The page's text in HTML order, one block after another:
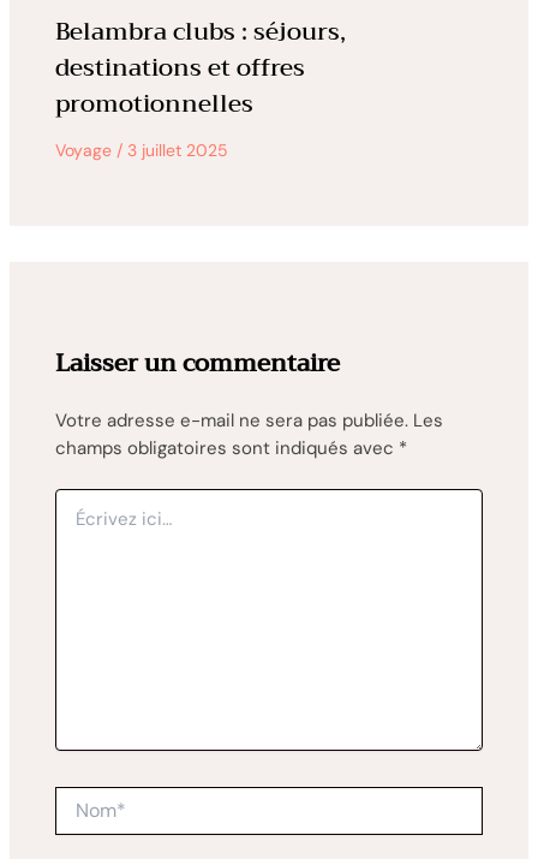
Belambra clubs : séjours,
destinations et offres
promotionnelles
Voyage/ 3 juillet 2025
Laisser un commentaire
Votre adresse e-mail ne sera pas publiée. Les
champs obligatoires sont indiqués avec *
Écrivez
ici…